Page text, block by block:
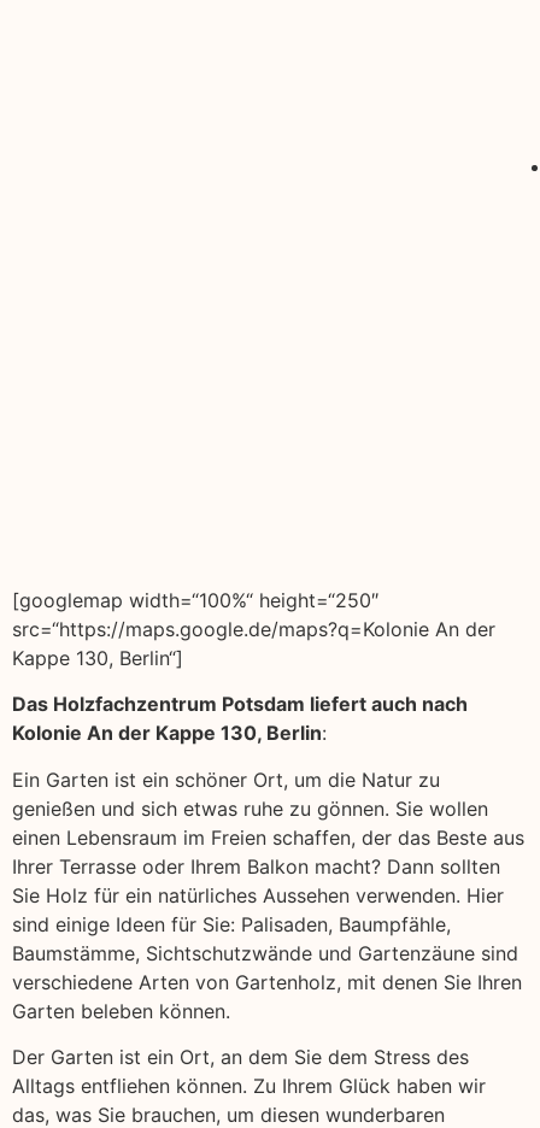
[googlemap width=“100%“ height=“250″
src=“https://maps.google.de/maps?q=Kolonie An der
Kappe 130, Berlin“]
Das Holzfachzentrum Potsdam liefert auch nach
Kolonie An der Kappe 130, Berlin:
Ein Garten ist ein schöner Ort, um die Natur zu
genießen und sich etwas ruhe zu gönnen. Sie wollen
einen Lebensraum im Freien schaffen, der das Beste aus
Ihrer Terrasse oder Ihrem Balkon macht? Dann sollten
Sie Holz für ein natürliches Aussehen verwenden. Hier
sind einige Ideen für Sie: Palisaden, Baumpfähle,
Baumstämme, Sichtschutzwände und Gartenzäune sind
verschiedene Arten von Gartenholz, mit denen Sie Ihren
Garten beleben können.
Der Garten ist ein Ort, an dem Sie dem Stress des
Alltags entfliehen können. Zu Ihrem Glück haben wir
das, was Sie brauchen, um diesen wunderbaren